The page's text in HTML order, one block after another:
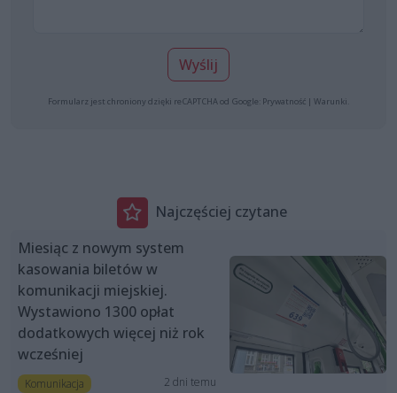
Wyślij
Formularz jest chroniony dzięki reCAPTCHA od Google: Prywatność | Warunki
Najczęściej czytane
Miesiąc z nowym system
kasowania biletów w
komunikacji miejskiej.
Wystawiono 1300 opłat
dodatkowych więcej niż rok
wcześniej
Komunikacja 2 dni temu